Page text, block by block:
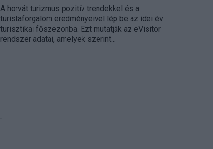
A horvát turizmus pozitív trendekkel és a
turistaforgalom eredményeivel lép be az idei év
turisztikai főszezonba. Ezt mutatják az eVisitor
rendszer adatai, amelyek szerint...